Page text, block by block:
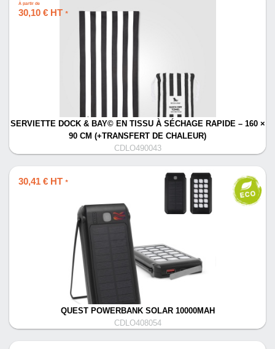
À partir de
30,10 € HT *
SERVIETTE DOCK & BAY© EN TISSU À SÉCHAGE RAPIDE – 160 ×
90 CM (+TRANSFERT DE CHALEUR)
CDLO490043
30,41 € HT *
QUEST POWERBANK SOLAR 10000MAH
CDLO408054